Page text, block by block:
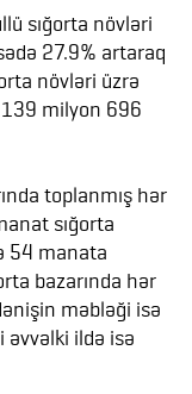
sığorta növləri
27.9% artaraq
növləri üzrə
milyon 696
toplanmış hər
sığorta
54 manata
bazarında hər
məbləği isə
ildə isə